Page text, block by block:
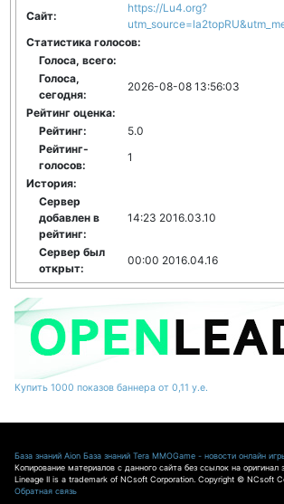
Сайт:
https://Lu4.org?
Статистика голосов:
Голоса, всего:
Голоса,
сегодня:
2026-08-08 13:56:03
Рейтинг оценка:
Рейтинг:
5.0
Рейтинг-
голосов:
1
История:
Сервер
добавлен в
рейтинг:
14:23 2016.03.10
Сервер был
открыт:
00:00 2016.04.16
Купить 1000 показов баннера от 0,11 у.е.
База знаний Aion База знаний Tera MMOGame - новости онлайн
Копирование материалов с данного сайта без ссылок на оригинал
Lineage II is a trademark of NCsoft Corporation. Copyright © NCsoft
Обратная связь